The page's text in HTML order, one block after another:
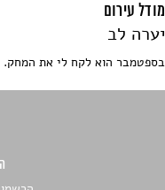
מודל עירום
יערה לב
בספטמבר הוא לקח לי את המחק.